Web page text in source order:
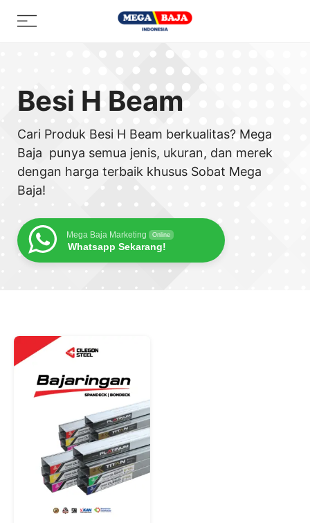
Menu
Besi H Beam
Cari Produk Besi H Beam berkualitas? Mega
Baja punya semua jenis, ukuran, dan merek
dengan harga terbaik khusus Sobat Mega
Baja!
Mega Baja Marketing Online
Whatsapp Sekarang!